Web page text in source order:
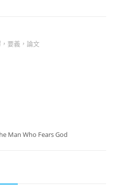
要義，論文
Man Who Fears God